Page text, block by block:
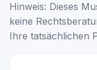
Hinweis: Dieses
keine
Ihre tatsächlichen